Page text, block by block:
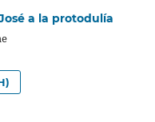
a la protodulía